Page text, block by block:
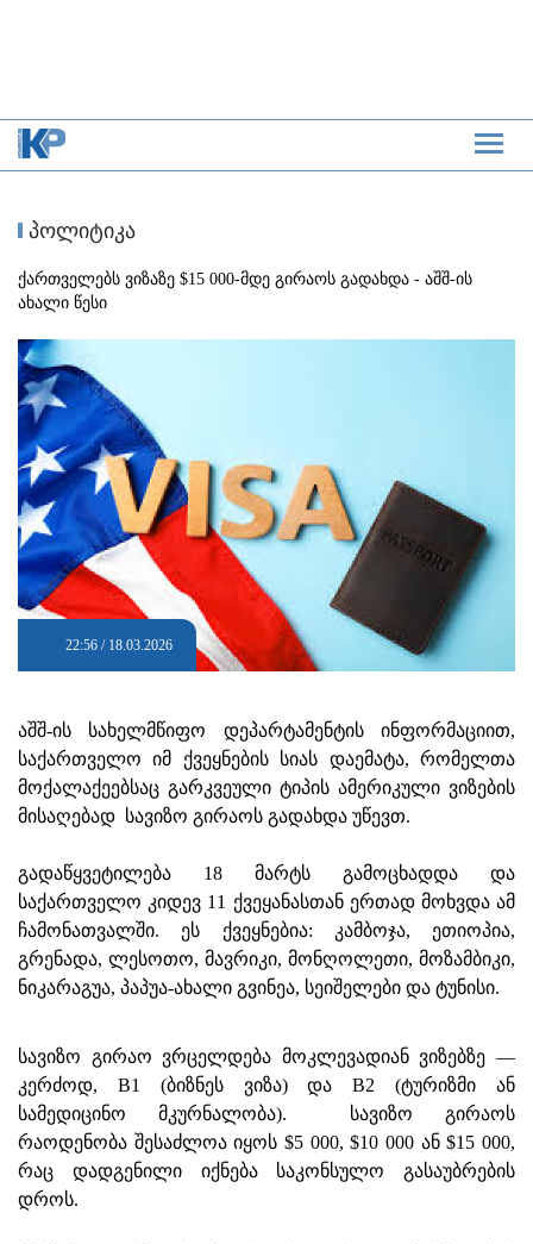
პოლიტიკა
ქართველებს ვიზაზე $15 000-მდე გირაოს გადახდა - აშშ-ის
ახალი წესი
22:56 / 18.03.2026
აშშ-ის სახელმწიფო დეპარტამენტის ინფორმაციით,
საქართველო იმ ქვეყნების სიას დაემატა, რომელთა
მოქალაქეებსაც გარკვეული ტიპის ამერიკული ვიზების
მისაღებად სავიზო გირაოს გადახდა უწევთ.
გადაწყვეტილება 18 მარტს გამოცხადდა და
საქართველო კიდევ 11 ქვეყანასთან ერთად მოხვდა ამ
ჩამონათვალში. ეს ქვეყნებია: კამბოჯა, ეთიოპია,
გრენადა, ლესოთო, მავრიკი, მონღოლეთი, მოზამბიკი,
ნიკარაგუა, პაპუა-ახალი გვინეა, სეიშელები და ტუნისი.
სავიზო გირაო ვრცელდება მოკლევადიან ვიზებზე —
კერძოდ, B1 (ბიზნეს ვიზა) და B2 (ტურიზმი ან
სამედიცინო მკურნალობა). სავიზო გირაოს
რაოდენობა შესაძლოა იყოს $5 000, $10 000 ან $15 000,
რაც დადგენილი იქნება საკონსულო გასაუბრების
დროს.